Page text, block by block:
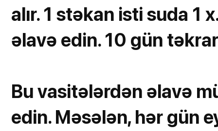
alır. 1 stəkan isti suda 1
əlavə edin. 10 gün
Bu vasitələrdən əlavə
edin. Məsələn, hər gün